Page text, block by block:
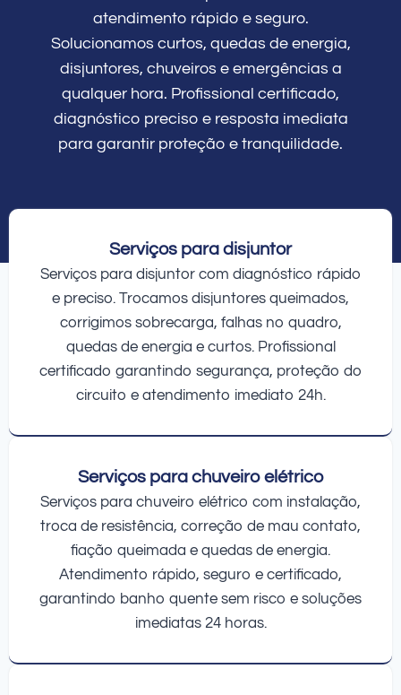
atendimento rápido e seguro.
Solucionamos curtos, quedas de energia,
disjuntores, chuveiros e emergências a
qualquer hora. Profissional certificado,
diagnóstico preciso e resposta imediata
para garantir proteção e tranquilidade.
Serviços para disjuntor
Serviços para disjuntor com diagnóstico rápido
e preciso. Trocamos disjuntores queimados,
corrigimos sobrecarga, falhas no quadro,
quedas de energia e curtos. Profissional
certificado garantindo segurança, proteção do
circuito e atendimento imediato 24h.
Serviços para chuveiro elétrico
Serviços para chuveiro elétrico com instalação,
troca de resistência, correção de mau contato,
fiação queimada e quedas de energia.
Atendimento rápido, seguro e certificado,
garantindo banho quente sem risco e soluções
imediatas 24 horas.